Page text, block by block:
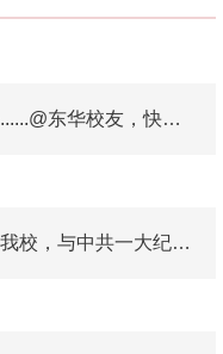
轮值会长活动、企业走访、筹备会......@东华校友，快来看看近期身边的校友会动态！
教育部党组书记、部长怀进鹏调研我校，与中共一大纪念馆签约……@东华校友，快来看看母校近期动态！